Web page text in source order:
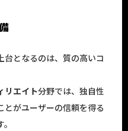
台となるのは、質の高いコ
リエイト分野では、独自性
とがユーザーの信頼を得る